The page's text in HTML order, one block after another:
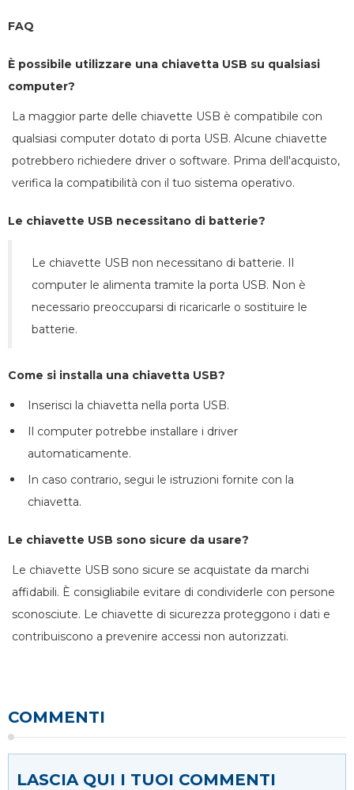
FAQ
È possibile utilizzare una chiavetta USB su qualsiasi
computer?
La maggior parte delle chiavette USB è compatibile con
qualsiasi computer dotato di porta USB. Alcune chiavette
potrebbero richiedere driver o software. Prima dell'acquisto,
verifica la compatibilità con il tuo sistema operativo.
Le chiavette USB necessitano di batterie?
Le chiavette USB non necessitano di batterie. Il
computer le alimenta tramite la porta USB. Non è
necessario preoccuparsi di ricaricarle o sostituire le
batterie.
Come si installa una chiavetta USB?
Inserisci la chiavetta nella porta USB.
Il computer potrebbe installare i driver
automaticamente.
In caso contrario, segui le istruzioni fornite con la
chiavetta.
Le chiavette USB sono sicure da usare?
Le chiavette USB sono sicure se acquistate da marchi
affidabili. È consigliabile evitare di condividerle con persone
sconosciute. Le chiavette di sicurezza proteggono i dati e
contribuiscono a prevenire accessi non autorizzati.
COMMENTI
LASCIA QUI I TUOI COMMENTI